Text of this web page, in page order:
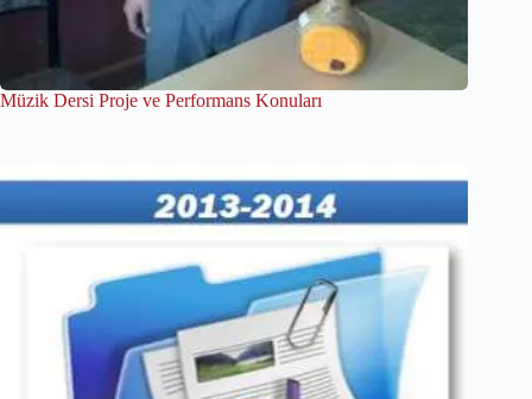
Müzik Dersi Proje ve Performans Konuları